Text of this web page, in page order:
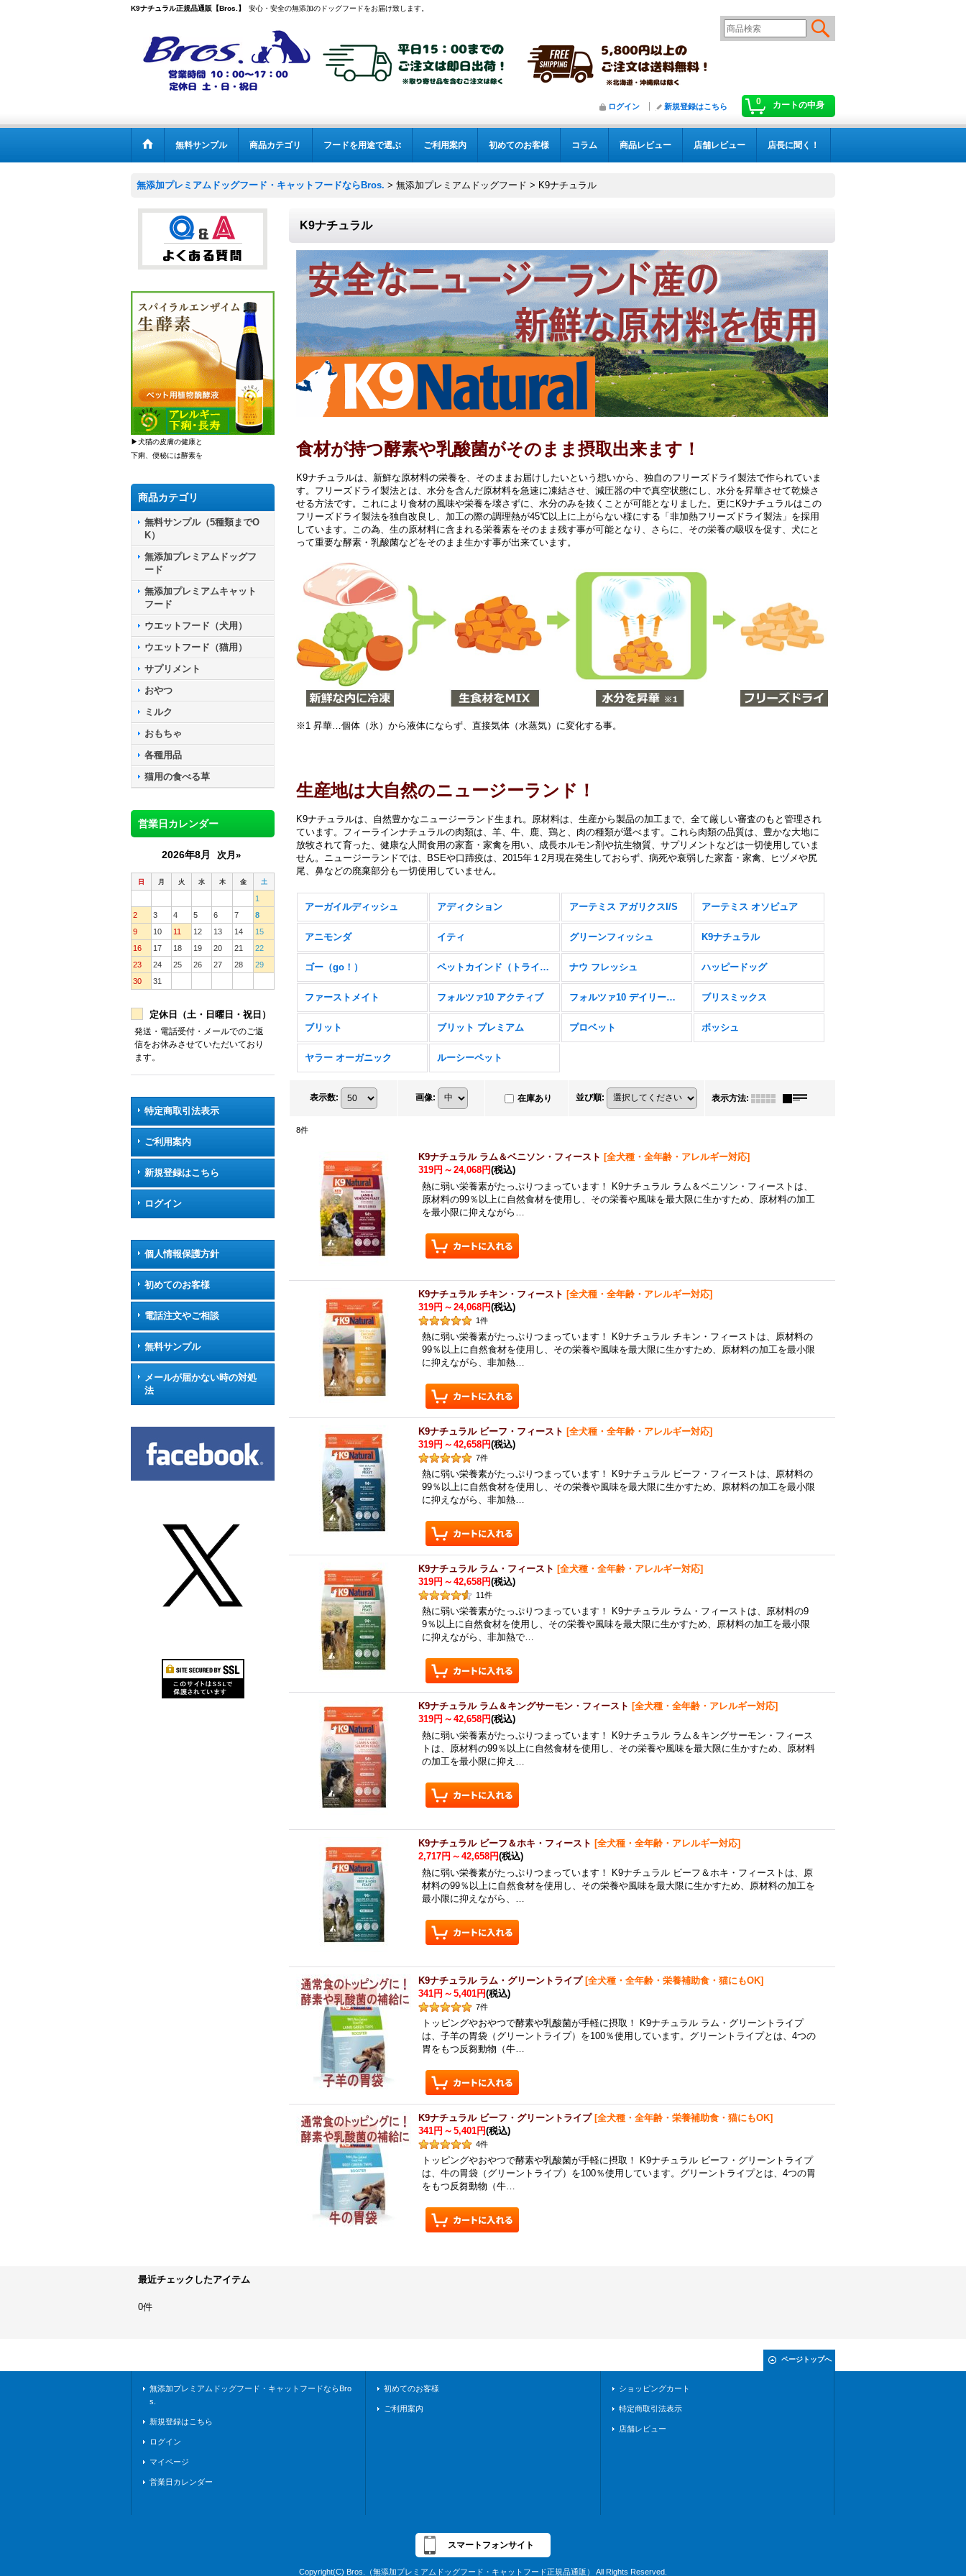
K9ナチュラル正規品通販【Bros.】 安心・安全の無添加のドッグフードをお届け致します。
0 カートの中身
ログイン 新規登録はこちら
無料サンプル 商品カテゴリ フードを用途で選ぶ ご利用案内 初めてのお客様 コラム 商品レビュー 店舗レビュー 店長に聞く！
無添加プレミアムドッグフード・キャットフードならBros. > 無添加プレミアムドッグフード > K9ナチュラル
▶犬猫の皮膚の健康と
下痢、便秘には酵素を
商品カテゴリ
無料サンプル（5種類までO
K）
無添加プレミアムドッグフ
ード
無添加プレミアムキャット
フード
ウエットフード（犬用）
ウエットフード（猫用）
サプリメント
おやつ
ミルク
おもちゃ
各種用品
猫用の食べる草
営業日カレンダー
2026年8月 次月»
日 月 火 水 木 金 土
1
2
3 4 5 6 7
8
9
10 11 12 13 14
15
16
17 18 19 20 21
22
23
24 25 26 27 28
29
30
31
定休日（土・日曜日・祝日）
発送・電話受付・メールでのご返
信をお休みさせていただいており
ます。
特定商取引法表示
ご利用案内
新規登録はこちら
ログイン
個人情報保護方針
初めてのお客様
電話注文やご相談
無料サンプル
メールが届かない時の対処
法
K9ナチュラル
食材が持つ酵素や乳酸菌がそのまま摂取出来ます！
K9ナチュラルは、新鮮な原材料の栄養を、そのままお届けしたいという想いから、独自のフリーズドライ製法で作られていま
す。フリーズドライ製法とは、水分を含んだ原材料を急速に凍結させ、減圧器の中で真空状態にし、水分を昇華させて乾燥さ
せる方法です。これにより食材の風味や栄養を壊さずに、水分のみを抜くことが可能となりました。更にK9ナチュラルはこの
フリーズドライ製法を独自改良し、加工の際の調理熱が45℃以上に上がらない様にする「非加熱フリーズドライ製法」を採用
しています。この為、生の原材料に含まれる栄養素をそのまま残す事が可能となり、さらに、その栄養の吸収を促す、犬にと
って重要な酵素・乳酸菌などをそのまま生かす事が出来ています。
※1 昇華…個体（氷）から液体にならず、直接気体（水蒸気）に変化する事。
生産地は大自然のニュージーランド！
K9ナチュラルは、自然豊かなニュージーランド生まれ。原材料は、生産から製品の加工まで、全て厳しい審査のもと管理され
ています。フィーラインナチュラルの肉類は、羊、牛、鹿、鶏と、肉の種類が選べます。これら肉類の品質は、豊かな大地に
放牧されて育った、健康な人間食用の家畜・家禽を用い、成長ホルモン剤や抗生物質、サプリメントなどは一切使用していま
せん。ニュージーランドでは、BSEや口蹄疫は、2015年１2月現在発生しておらず、病死や衰弱した家畜・家禽、ヒヅメや尻
尾、鼻などの廃棄部分も一切使用していません。
アーガイルディッシュ アディクション アーテミス アガリクスI/S アーテミス オソピュア
アニモンダ イティ グリーンフィッシュ K9ナチュラル
ゴー（go！） ペットカインド（トライプドライ） ナウ フレッシュ ハッピードッグ
ファーストメイト フォルツァ10 アクティブ フォルツァ10 デイリープロ ブリスミックス
ブリット ブリット プレミアム プロベット ボッシュ
ヤラー オーガニック ルーシーペット
表示数: 画像: 在庫あり 並び順: 表示方法:
8件
K9ナチュラル ラム＆ベニソン・フィースト [全犬種・全年齢・アレルギー対応]
319円 ～ 24,068円(税込)
熱に弱い栄養素がたっぷりつまっています！ K9ナチュラル ラム＆ベニソン・フィーストは、
原材料の99％以上に自然食材を使用し、その栄養や風味を最大限に生かすため、原材料の加工
を最小限に抑えながら…
K9ナチュラル チキン・フィースト [全犬種・全年齢・アレルギー対応]
319円 ～ 24,068円(税込)
1件
熱に弱い栄養素がたっぷりつまっています！ K9ナチュラル チキン・フィーストは、原材料の
99％以上に自然食材を使用し、その栄養や風味を最大限に生かすため、原材料の加工を最小限
に抑えながら、非加熱…
K9ナチュラル ビーフ・フィースト [全犬種・全年齢・アレルギー対応]
319円 ～ 42,658円(税込)
7件
熱に弱い栄養素がたっぷりつまっています！ K9ナチュラル ビーフ・フィーストは、原材料の
99％以上に自然食材を使用し、その栄養や風味を最大限に生かすため、原材料の加工を最小限
に抑えながら、非加熱…
K9ナチュラル ラム・フィースト [全犬種・全年齢・アレルギー対応]
319円 ～ 42,658円(税込)
11件
熱に弱い栄養素がたっぷりつまっています！ K9ナチュラル ラム・フィーストは、原材料の9
9％以上に自然食材を使用し、その栄養や風味を最大限に生かすため、原材料の加工を最小限
に抑えながら、非加熱で…
K9ナチュラル ラム＆キングサーモン・フィースト [全犬種・全年齢・アレルギー対応]
319円 ～ 42,658円(税込)
熱に弱い栄養素がたっぷりつまっています！ K9ナチュラル ラム＆キングサーモン・フィース
トは、原材料の99％以上に自然食材を使用し、その栄養や風味を最大限に生かすため、原材料
の加工を最小限に抑え…
K9ナチュラル ビーフ＆ホキ・フィースト [全犬種・全年齢・アレルギー対応]
2,717円 ～ 42,658円(税込)
熱に弱い栄養素がたっぷりつまっています！ K9ナチュラル ビーフ＆ホキ・フィーストは、原
材料の99％以上に自然食材を使用し、その栄養や風味を最大限に生かすため、原材料の加工を
最小限に抑えながら、…
K9ナチュラル ラム・グリーントライプ [全犬種・全年齢・栄養補助食・猫にもOK]
341円 ～ 5,401円(税込)
7件
トッピングやおやつで酵素や乳酸菌が手軽に摂取！ K9ナチュラル ラム・グリーントライプ
は、子羊の胃袋（グリーントライプ）を100％使用しています。グリーントライプとは、4つの
胃をもつ反芻動物（牛…
K9ナチュラル ビーフ・グリーントライプ [全犬種・全年齢・栄養補助食・猫にもOK]
341円 ～ 5,401円(税込)
4件
トッピングやおやつで酵素や乳酸菌が手軽に摂取！ K9ナチュラル ビーフ・グリーントライプ
は、牛の胃袋（グリーントライプ）を100％使用しています。グリーントライプとは、4つの胃
をもつ反芻動物（牛…
最近チェックしたアイテム
0件
ページトップへ
無添加プレミアムドッグフード・キャットフードならBro
s.
新規登録はこちら
ログイン
マイページ
営業日カレンダー
初めてのお客様
ご利用案内
ショッピングカート
特定商取引法表示
店舗レビュー
スマートフォンサイト
Copyright(C) Bros.（無添加プレミアムドッグフード・キャットフード正規品通販） All Rights Reserved.